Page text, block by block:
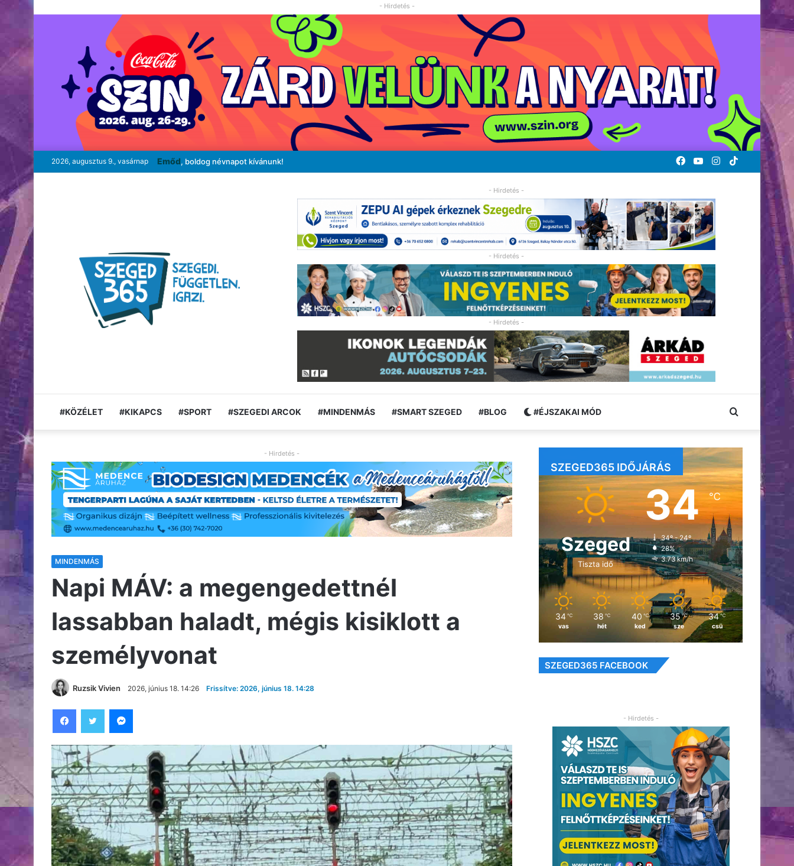
- Hirdetés -
2026, augusztus 9., vasárnap Emőd, boldog névnapot kívánunk! TikTok
Instagram
YouTube
Facebook
- Hirdetés -
- Hirdetés -
- Hirdetés -
#KÖZÉLET #KIKAPCS #SPORT #SZEGEDI ARCOK #MINDENMÁS #SMART SZEGED #BLOG #ÉJSZAKAI MÓD Keresés:
- Hirdetés -
MINDENMÁS
Napi MÁV: a megengedettnél
lassabban haladt, mégis kisiklott a
személyvonat
Ruzsik Vivien 2026, június 18. 14:26 Frissítve: 2026, június 18. 14:28
SZEGED365 IDŐJÁRÁS
Szeged
Tiszta idő
34℃
34º - 24º
28%
3.73 km/h
34 ℃
vas
38 ℃
hét
40 ℃
ked
35 ℃
sze
34 ℃
csü
SZEGED365 FACEBOOK
- Hirdetés -